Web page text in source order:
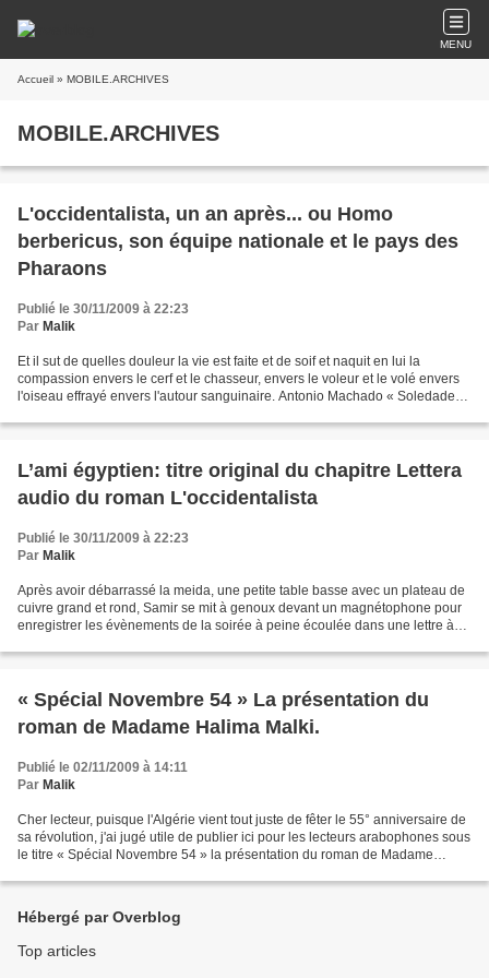
MENU
Accueil » MOBILE.ARCHIVES
MOBILE.ARCHIVES
L'occidentalista, un an après... ou Homo
berbericus, son équipe nationale et le pays des
Pharaons
Publié le 30/11/2009 à 22:23
Par Malik
Et il sut de quelles douleur la vie est faite et de soif et naquit en lui la
compassion envers le cerf et le chasseur, envers le voleur et le volé envers
l'oiseau effrayé envers l'autour sanguinaire. Antonio Machado « Soledades
L’ami égyptien: titre original du chapitre Lettera
audio du roman L'occidentalista
Publié le 30/11/2009 à 22:23
Par Malik
Après avoir débarrassé la meida, une petite table basse avec un plateau de
cuivre grand et rond, Samir se mit à genoux devant un magnétophone pour
enregistrer les évènements de la soirée à peine écoulée dans une lettre à
« Spécial Novembre 54 » La présentation du
roman de Madame Halima Malki.
Publié le 02/11/2009 à 14:11
Par Malik
Cher lecteur, puisque l'Algérie vient tout juste de fêter le 55° anniversaire de
sa révolution, j'ai jugé utile de publier ici pour les lecteurs arabophones sous
le titre « Spécial Novembre 54 » la présentation du roman de Madame
Hébergé par Overblog
Top articles